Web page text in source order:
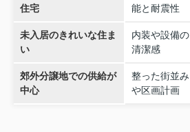
住宅
能と耐震性
未入居のきれいな住ま
い
内装や設備の
清潔感
郊外分譲地での供給が
中心
整った街並み
や区画計画